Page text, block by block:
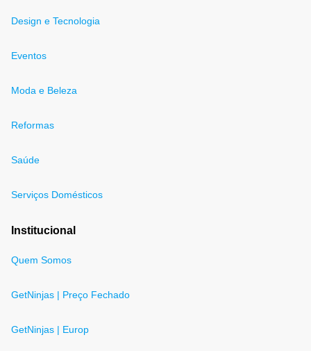
Design e Tecnologia
Eventos
Moda e Beleza
Reformas
Saúde
Serviços Domésticos
Institucional
Quem Somos
GetNinjas | Preço Fechado
GetNinjas | Europ